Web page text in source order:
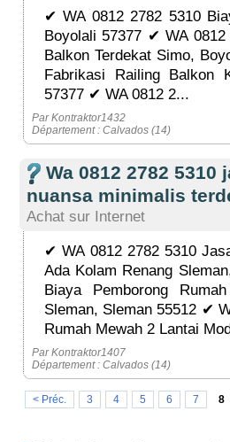
✔ WA 0812 2782 5310
Boyolali 57377 ✔ WA
Balkon Terdekat Simo,
Fabrikasi Railing Balkon
57377 ✔ WA 0812 2...
Par Kontraktor1432
Département : Calvados (14)
Wa 0812 2782
nuansa minimalis
Achat sur Internet
✔ WA 0812 2782 5310
Ada Kolam Renang
Biaya Pemborong
Sleman, Sleman 55512 ✔
Rumah Mewah 2 Lantai
Par Kontraktor1407
Département : Calvados (14)
< Préc. 3 4 5 6 7 8